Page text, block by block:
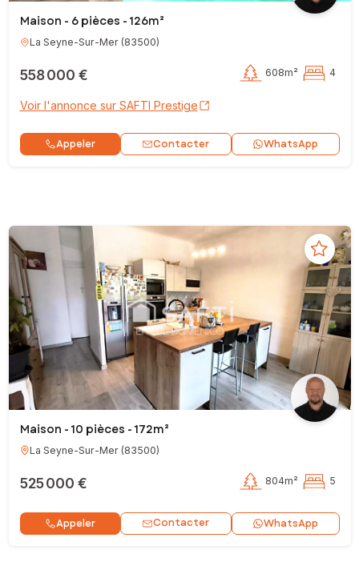
Maison - 6 pièces - 126m²
La Seyne-Sur-Mer(83500)
558 000 € 608m² 4
Voir l'annonce sur SAFTI Prestige
Appeler Contacter WhatsApp
Maison - 10 pièces - 172m²
La Seyne-Sur-Mer(83500)
525 000 € 804m² 5
Appeler Contacter WhatsApp